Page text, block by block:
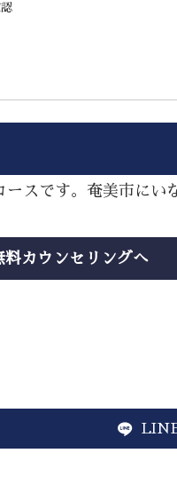
スです。奄美市にい
料カウンセリングへ